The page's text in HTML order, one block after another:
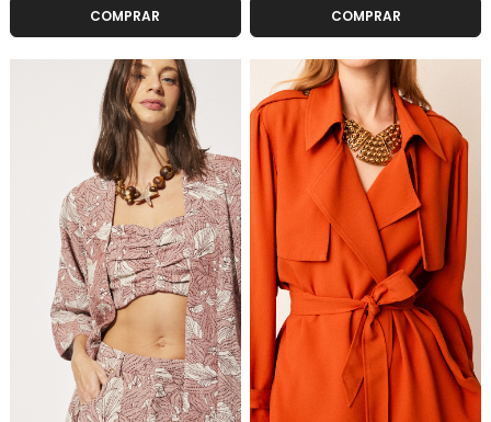
COMPRAR COMPRAR